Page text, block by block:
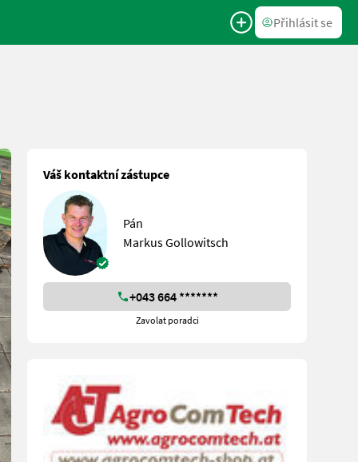
Přihlásit se
Váš kontaktní zástupce
Pán
Markus Gollowitsch
+043 664 *******
Zavolat poradci